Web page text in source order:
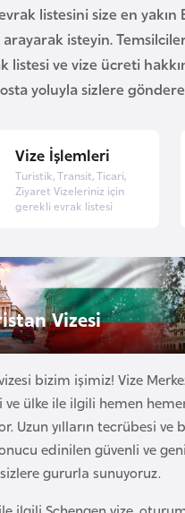
listesini size en yakın
arayarak isteyin.
listesi ve vize ücreti
yoluyla sizlere
Vize İşlemleri
Turistik, Transit, Ticari,
Ziyaret Vizeleriniz için
gerekli evrak listesi
Vizesi
bizim işimiz! Vize
ve ülke ile ilgili hemen
Uzun yılların tecrübesi ve
edinilen güvenli ve
gururla sunuyoruz.